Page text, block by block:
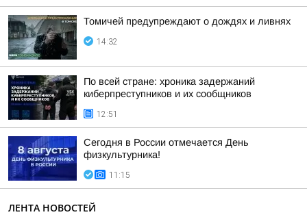
Томичей предупреждают о дождях и ливнях
14:32
По всей стране: хроника задержаний
киберпреступников и их сообщников
12:51
Сегодня в России отмечается День
физкультурника!
11:15
ЛЕНТА НОВОСТЕЙ